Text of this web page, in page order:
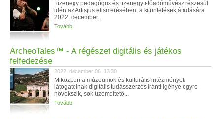
Tizenegy pedagógus és tizenegy előadóművész részesül
idén az Artisjus elismerésében, a kitüntetések átadására
2022. december...
Tovább
ArcheoTales™ - A régészet digitális és játékos
felfedezése
2022. december 06. 13:30
Miközben a múzeumok és kulturális intézmények
látogatóinak digitális tudásszerzés iránti igénye egyre
növekszik, sok üzemeltető...
Tovább